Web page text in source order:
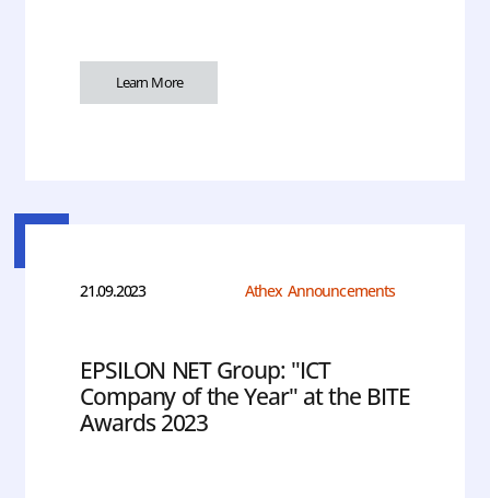
Learn More
21.09.2023 Athex Announcements
EPSILON NET Group: "ICT
Company of the Year" at the BITE
Awards 2023